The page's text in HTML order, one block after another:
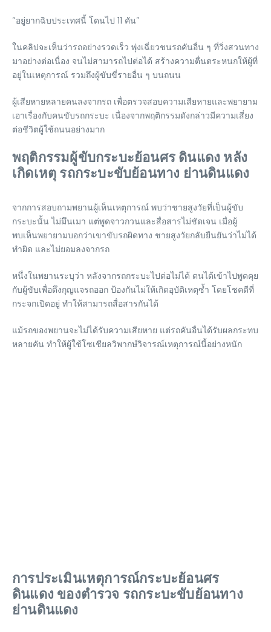
“อยู่ยากฉิบประเทศนี้ โดนไป 11 คัน”
ในคลิปจะเห็นว่ารถอย่างรวดเร็ว พุ่งเฉี่ยวชนรถคันอื่น ๆ ที่วิ่งสวนทาง
มาอย่างต่อเนื่อง จนไม่สามารถไปต่อได้ สร้างความตื่นตระหนกให้ผู้ที่
อยู่ในเหตุการณ์ รวมถึงผู้ขับขี่รายอื่น ๆ บนถนน
ผู้เสียหายหลายคนลงจากรถ เพื่อตรวจสอบความเสียหายและพยายาม
เอาเรื่องกับคนขับรถกระบะ เนื่องจากพฤติกรรมดังกล่าวมีความเสี่ยง
ต่อชีวิตผู้ใช้ถนนอย่างมาก
พฤติกรรมผู้ขับกระบะย้อนศร ดินแดง หลัง
เกิดเหตุ รถกระบะขับย้อนทาง ย่านดินแดง
จากการสอบถามพยานผู้เห็นเหตุการณ์ พบว่าชายสูงวัยที่เป็นผู้ขับ
กระบะนั้น ไม่มึนเมา แต่พูดจาวกวนและสื่อสารไม่ชัดเจน เมื่อผู้
พบเห็นพยายามบอกว่าเขาขับรถผิดทาง ชายสูงวัยกลับยืนยันว่าไม่ได้
ทำผิด และไม่ยอมลงจากรถ
หนึ่งในพยานระบุว่า หลังจากรถกระบะไปต่อไม่ได้ ตนได้เข้าไปพูดคุย
กับผู้ขับเพื่อดึงกุญแจรถออก ป้องกันไม่ให้เกิดอุบัติเหตุซ้ำ โดยโชคดีที่
กระจกเปิดอยู่ ทำให้สามารถสื่อสารกันได้
แม้รถของพยานจะไม่ได้รับความเสียหาย แต่รถคันอื่นได้รับผลกระทบ
หลายคัน ทำให้ผู้ใช้โซเชียลวิพากษ์วิจารณ์เหตุการณ์นี้อย่างหนัก
การประเมินเหตุการณ์กระบะย้อนศร
ดินแดง ของตำรวจ รถกระบะขับย้อนทาง
ย่านดินแดง